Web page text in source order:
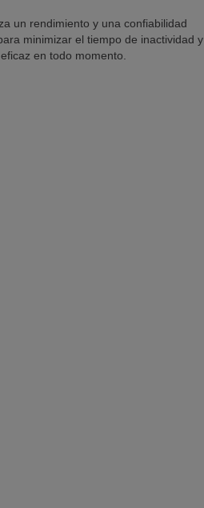
un rendimiento y una confiabilidad
minimizar el tiempo de inactividad y
en todo momento.